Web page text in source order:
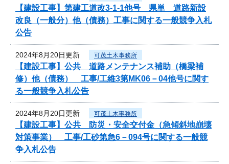
【建設工事】第建工道改3-1-1他号 県単 道路新設
改良（一般分）他（債務）工事に関する一般競争入札
公告
2024年8月20日更新 可茂土木事務所
【建設工事】公共 道路メンテナンス補助（橋梁補
修）他（債務） 工事/工維3第MK06－04他号に関す
る一般競争入札公告
2024年8月20日更新 可茂土木事務所
【建設工事】公共 防災・安全交付金（急傾斜地崩壊
対策事業） 工事/工砂第急6－094号に関する一般競
争入札公告